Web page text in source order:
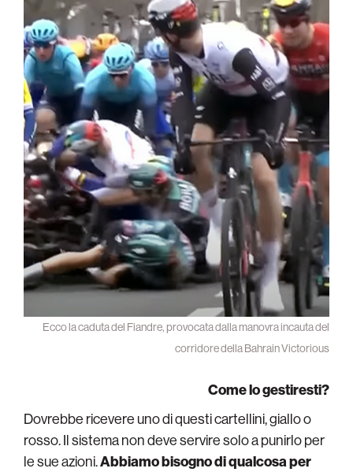
Ecco la caduta del Fiandre, provocata dalla manovra incauta del
corridore della Bahrain Victorious
Come lo gestiresti?
Dovrebbe ricevere uno di questi cartellini, giallo o
rosso. Il sistema non deve servire solo a punirlo per
le sue azioni.Abbiamo bisogno di qualcosa per